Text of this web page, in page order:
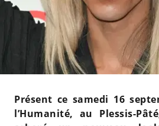
Présent ce samedi 16
l’Humanité, au Plessis-